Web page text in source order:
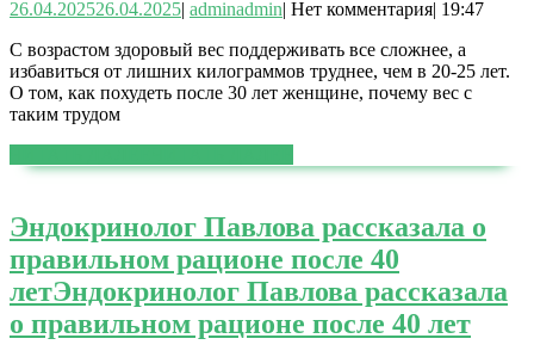
26.04.202526.04.2025| adminadmin| Нет комментария| 19:47
С возрастом здоровый вес поддерживать все сложнее, а
избавиться от лишних килограммов труднее, чем в 20-25 лет.
О том, как похудеть после 30 лет женщине, почему вес с
таким трудом
Эндокринолог Павлова рассказала о
правильном рационе после 40
летЭндокринолог Павлова рассказала
о правильном рационе после 40 лет